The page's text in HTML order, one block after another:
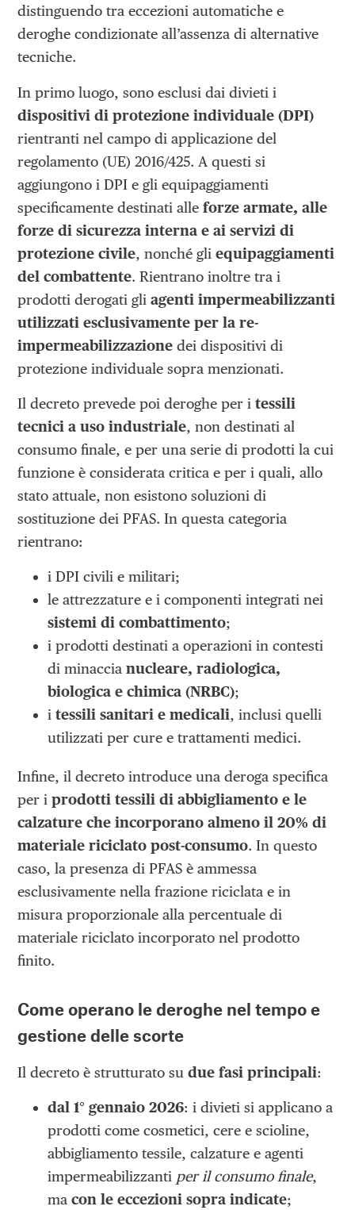
distinguendo tra eccezioni automatiche e
deroghe condizionate all’assenza di alternative
tecniche.
In primo luogo, sono esclusi dai divieti i
dispositivi di protezione individuale (DPI)
rientranti nel campo di applicazione del
regolamento (UE) 2016/425. A questi si
aggiungono i DPI e gli equipaggiamenti
specificamente destinati alleforze armate, alle
forze di sicurezza interna e ai servizi di
protezione civile, nonché gliequipaggiamenti
del combattente. Rientrano inoltre tra i
prodotti derogati gliagenti impermeabilizzanti
utilizzati esclusivamente per la re-
impermeabilizzazione dei dispositivi di
protezione individuale sopra menzionati.
Il decreto prevede poi deroghe per itessili
tecnici a uso industriale, non destinati al
consumo finale, e per una serie di prodotti la cui
funzione è considerata critica e per i quali, allo
stato attuale, non esistono soluzioni di
sostituzione dei PFAS. In questa categoria
rientrano:
i DPI civili e militari;
le attrezzature e i componenti integrati nei
sistemi di combattimento;
i prodotti destinati a operazioni in contesti
di minaccianucleare, radiologica,
biologica e chimica (NRBC);
itessili sanitari e medicali, inclusi quelli
utilizzati per cure e trattamenti medici.
Infine, il decreto introduce una deroga specifica
per iprodotti tessili di abbigliamento e le
calzature che incorporano almeno il 20% di
materiale riciclato post-consumo. In questo
caso, la presenza di PFAS è ammessa
esclusivamente nella frazione riciclata e in
misura proporzionale alla percentuale di
materiale riciclato incorporato nel prodotto
finito.
Come operano le deroghe nel tempo e
gestione delle scorte
Il decreto è strutturato sudue fasi principali:
dal 1° gennaio 2026: i divieti si applicano a
prodotti come cosmetici, cere e scioline,
abbigliamento tessile, calzature e agenti
impermeabilizzanti per il consumo finale,
macon le eccezioni sopra indicate;